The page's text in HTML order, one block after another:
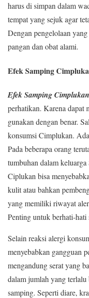
harus di simpan dalam
tempat yang sejuk agar
Dengan pengelolaan
pangan dan obat alami.
Efek Samping
Efek SampingCimplukan
perhatikan. Karena dapat
gunakan dengan benar.
konsumsi Cimplukan.
Pada beberapa orang
tumbuhan dalam keluarga
Ciplukan bisa
kulit atau bahkan
yang memiliki riwayat
Penting untuk berhati-hati
Selain reaksi alergi
menyebabkan gangguan
mengandung serat yang
dalam jumlah yang terlalu
samping. Seperti diare,